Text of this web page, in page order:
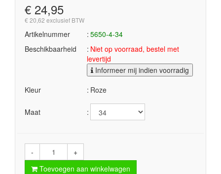
€ 24,95
€ 20,62 exclusief BTW
Artikelnummer
5650-4-34
Beschikbaarheid
Niet op voorraad, bestel met
levertijd
Informeer mij indien voorradig
Kleur
Roze
Maat
-
+
Toevoegen aan winkelwagen